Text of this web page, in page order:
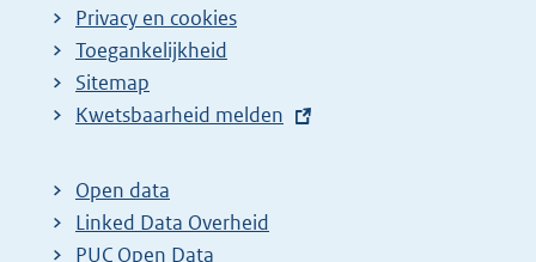
Privacy en cookies
Toegankelijkheid
Sitemap
E
t
e
r
Kwetsbaarheid melden
Open data
Linked Data Overheid
PUC Open Data